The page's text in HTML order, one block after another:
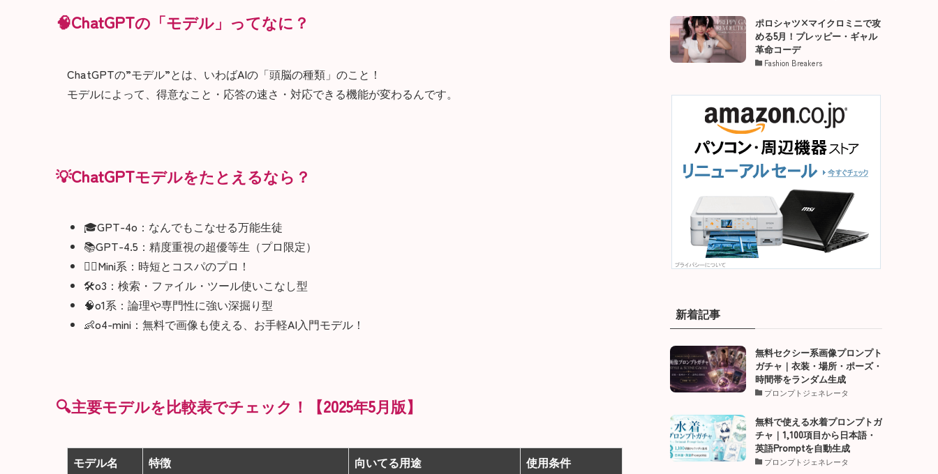
🧠ChatGPTの「モデル」ってなに？
ChatGPTの”モデル”とは、いわばAIの「頭脳の種類」のこと！
モデルによって、得意なこと・応答の速さ・対応できる機能が変わるんです。
💡ChatGPTモデルをたとえるなら？
🎓GPT-4o：なんでもこなせる万能生徒
📚GPT-4.5：精度重視の超優等生（プロ限定）
🏃‍♀️Mini系：時短とコスパのプロ！
🛠️o3：検索・ファイル・ツール使いこなし型
🧠o1系：論理や専門性に強い深掘り型
👶o4-mini：無料で画像も使える、お手軽AI入門モデル！
🔍主要モデルを比較表でチェック！【2025年5月版】
モデル名 特徴 向いてる用途
使用条件
ポロシャツ×マイクロミニで攻
める5月！プレッピー・ギャル
革命コーデ
Fashion Breakers
新着記事
無料セクシー系画像プロンプト
ガチャ｜衣装・場所・ポーズ・
時間帯をランダム生成
プロンプトジェネレータ
無料で使える水着プロンプトガ
チャ｜1,100項目から日本語・
英語Promptを自動生成
プロンプトジェネレータ